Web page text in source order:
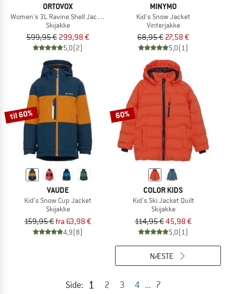
ORTOVOX
Women's 3L Ravine Shell Jacket
Skijakke
599,95 € 299,98 €
5,0(2)
MINYMO
Kid's Snow Jacket
Vinterjakke
68,95 € 27,58 €
5,0(1)
til 60%
VAUDE
Kid's Snow Cup Jacket
Skijakke
159,95 €fra 63,98 €
4,9(8)
60%
COLOR KIDS
Kid's Ski Jacket Quilt
Skijakke
114,95 €45,98 €
5,0(1)
Side: 1 2 3 4 ... 7
NÆSTE